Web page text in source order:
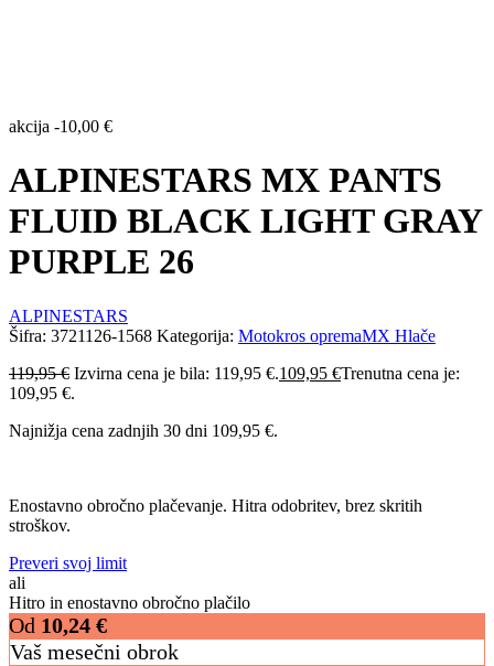
akcija -10,00 €
ALPINESTARS MX PANTS
FLUID BLACK LIGHT GRAY
PURPLE 26
ALPINESTARS
Šifra: 3721126-1568 Kategorija: Motokros opremaMX Hlače
119,95€ Izvirna cena je bila: 119,95 €.109,95 €Trenutna cena je:
109,95 €.
Najnižja cena zadnjih 30 dni 109,95 €.
Enostavno obročno plačevanje. Hitra odobritev, brez skritih
stroškov.
Preveri svoj limit
ali
Hitro in enostavno obročno plačilo
Od 10,24 €
Vaš mesečni obrok